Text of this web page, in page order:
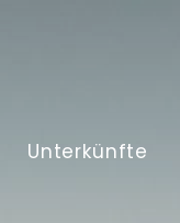
Unterkünfte